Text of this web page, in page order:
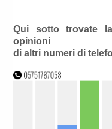
Qui sotto trovate
opinioni
di altri numeri di